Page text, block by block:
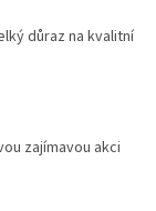
důraz na kvalitní
zajímavou akci